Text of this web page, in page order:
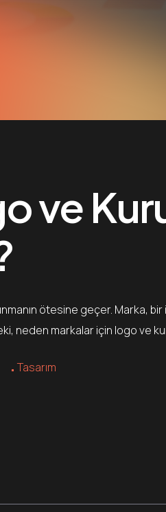
ve
ötesine geçer. Marka,
neden markalar için logo ve
Tasarım